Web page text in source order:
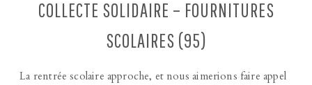
COLLECTE SOLIDAIRE – FOURNITURES
SCOLAIRES (95)
La rentrée scolaire approche, et nous aimerions faire appel